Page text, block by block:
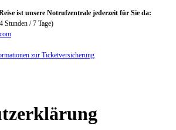
ist unsere Notrufzentrale jederzeit für Sie da:
Stunden / 7 Tage)
zur Ticketversicherung